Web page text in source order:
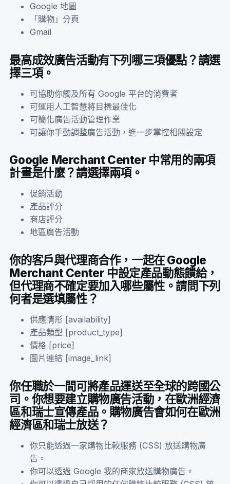
Google 地圖
「購物」分頁
Gmail
最高成效廣告活動有下列哪三項優點？請選
擇三項。
可協助你觸及所有 Google 平台的消費者
可運用人工智慧將目標最佳化
可簡化廣告活動管理作業
可讓你手動調整廣告活動，進一步掌控相關設定
Google Merchant Center 中常用的兩項
計畫是什麼？請選擇兩項。
促銷活動
產品評分
商店評分
地區廣告活動
你的客戶與代理商合作，一起在 Google
Merchant Center 中設定產品動態饋給，
但代理商不確定要加入哪些屬性。請問下列
何者是選填屬性？
供應情形 [availability]
產品類型 [product_type]
價格 [price]
圖片連結 [image_link]
你任職於一間可將產品運送至全球的跨國公
司。你想要建立購物廣告活動，在歐洲經濟
區和瑞士宣傳產品。購物廣告會如何在歐洲
經濟區和瑞士放送？
你只能透過一家購物比較服務 (CSS) 放送購物廣
告。
你可以透過 Google 我的商家放送購物廣告。